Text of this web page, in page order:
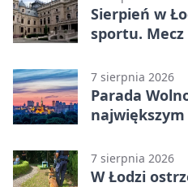
Sierpień w
sportu. Mecz
7 sierpnia 2026
Parada
platform
7 sierpnia 2026
W Łodzi